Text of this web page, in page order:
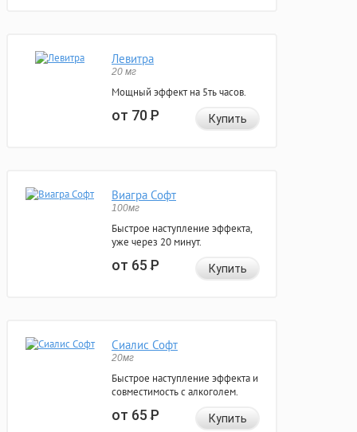
Левитра
20 мг
Мощный эффект на 5ть часов.
от 70Р Купить
Виагра Софт
100мг
Быстрое наступление эффекта,
уже через 20 минут.
от 65Р Купить
Сиалис Софт
20мг
Быстрое наступление эффекта и
совместимость с алкоголем.
от 65Р Купить